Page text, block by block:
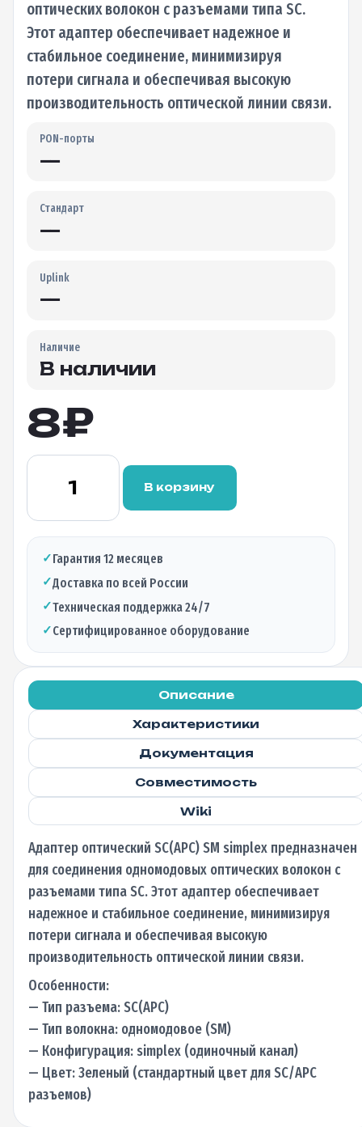
оптических волокон с разъемами типа SC.
Этот адаптер обеспечивает надежное и
стабильное соединение, минимизируя
потери сигнала и обеспечивая высокую
производительность оптической линии связи.
PON-порты
—
Стандарт
—
Uplink
—
Наличие
В наличии
8₽
Количество
оптический
SC(APC)
В корзину
✓Гарантия 12 месяцев
✓Доставка по всей России
✓Техническая поддержка 24/7
✓Сертифицированное оборудование
Описание
Характеристики
Документация
Совместимость
Wiki
Адаптер оптический SC(APC) SM simplex предназначен
для соединения одномодовых оптических волокон с
разъемами типа SC. Этот адаптер обеспечивает
надежное и стабильное соединение, минимизируя
потери сигнала и обеспечивая высокую
производительность оптической линии связи.
Особенности:
— Тип разъема: SC(APC)
— Тип волокна: одномодовое (SM)
— Конфигурация: simplex (одиночный канал)
— Цвет: Зеленый (стандартный цвет для SC/APC
разъемов)